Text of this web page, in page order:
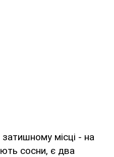
місці - на
сосни, є два